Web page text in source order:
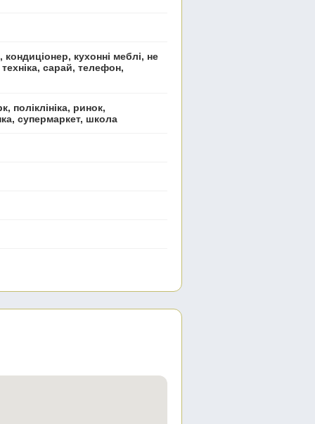
кухонні меблі, не
сарай, телефон,
поліклініка, ринок,
супермаркет, школа